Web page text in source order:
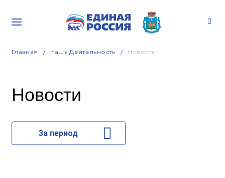
Главная Наша Деятельность Новости
Новости
За период